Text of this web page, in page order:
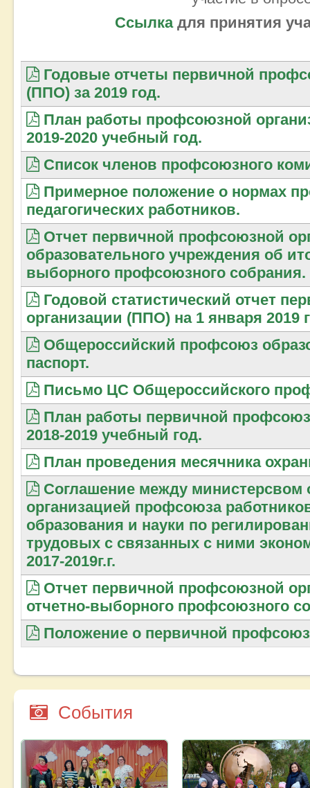
Ссылкадля принятия
Годовые отчеты первичной
(ППО) за 2019 год.
План работы профсоюзной
2019-2020 учебный год.
Список членов профсоюзного
Примерное положение о нормах
педагогических работников.
Отчет первичной профсоюзной
образовательного учреждения об
выборного профсоюзного собрания.
Годовой статистический отчет
организации (ППО) на 1 января 2019
Общероссийский профсоюз
паспорт.
Письмо ЦС Общероссийского
План работы первичной
2018-2019 учебный год.
План проведения месячника
Соглашение между министерсвом
организацией профсоюза
образования и науки по
трудовых с связанных с ними
2017-2019г.г.
Отчет первичной профсоюзной
отчетно-выборного профсоюзного
Положение о первичной
События